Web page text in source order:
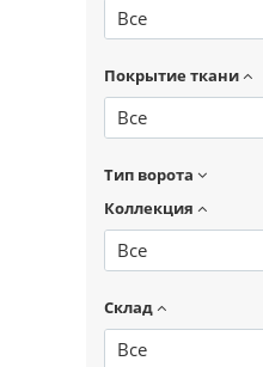
Все
Покрытие ткани
Все
Тип ворота
Коллекция
Все
Склад
Все